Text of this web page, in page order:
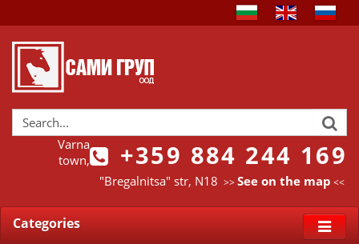
+359 884 244 169
Varna
town,
"Bregalnitsa" str, N18 >>See on the map <<
Categories